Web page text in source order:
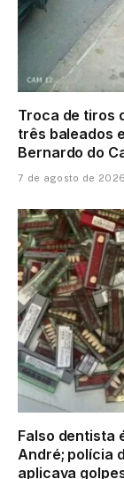
Troca de tiros
três baleados
Bernardo do
7 de agosto de 2026
Falso dentista
André; polícia
aplicava